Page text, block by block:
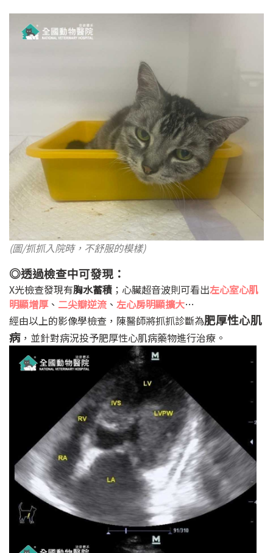
(圖/抓抓入院時，不舒服的模樣)
◎透過檢查中可發現：
X光檢查發現有胸水蓄積 ；心臟超音波則可看出左心室心肌
明顯增厚、 二尖瓣逆流 、 左心房明顯擴大…
經由以上的影像學檢查，陳醫師將抓抓診斷為肥厚性心肌
病 ，並針對病況投予肥厚性心肌病藥物進行治療。